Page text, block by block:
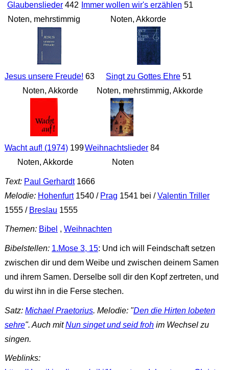
Glaubenslieder442
Noten, mehrstimmig
Immer wollen wir's erzählen 51
Noten, Akkorde
Jesus unsere Freude! 63
Noten, Akkorde
Singt zu Gottes Ehre51
Noten, mehrstimmig, Akkorde
Wacht auf! (1974)199
Noten, Akkorde
Weihnachtslieder84
Noten
Text: Paul Gerhardt1666
Melodie: Hohenfurt1540 / Prag 1541 bei /Valentin Triller
1555 / Breslau 1555
Themen: Bibel , Weihnachten
Bibelstellen: 1.Mose 3, 15: Und ich will Feindschaft setzen
zwischen dir und dem Weibe und zwischen deinem Samen
und ihrem Samen. Derselbe soll dir den Kopf zertreten, und
du wirst ihn in die Ferse stechen.
Satz: Michael Praetorius. Melodie: "Den die Hirten lobeten
sehre". Auch mitNun singet und seid frohim Wechsel zu
singen.
Weblinks: